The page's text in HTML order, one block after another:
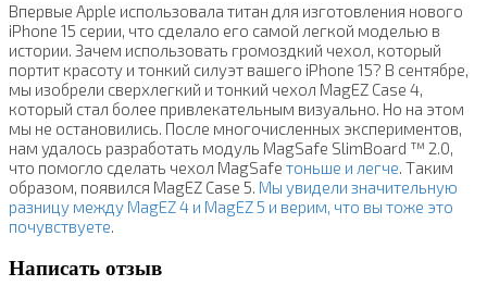
Впервые Apple использовала титан для изготовления нового
iPhone 15 серии, что сделало его самой легкой моделью в
истории. Зачем использовать громоздкий чехол, который
портит красоту и тонкий силуэт вашего iPhone 15? В сентябре,
мы изобрели сверхлегкий и тонкий чехол MagEZ Case 4,
который стал более привлекательным визуально. Но на этом
мы не остановились. После многочисленных экспериментов,
нам удалось разработать модуль MagSafe SlimBoard ™ 2.0,
что помогло сделать чехол MagSafe тоньше и легче. Таким
образом, появился MagEZ Case 5. Мы увидели значительную
разницу между MagEZ 4 и MagEZ 5 и верим, что вы тоже это
почувствуете.
Написать отзыв